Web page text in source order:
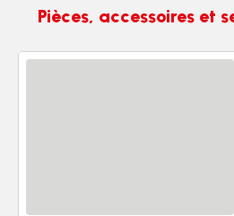
Pièces, accessoires et